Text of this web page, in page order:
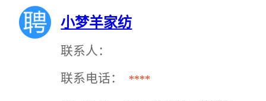
小梦羊家纺
联系人：
联系电话：
****